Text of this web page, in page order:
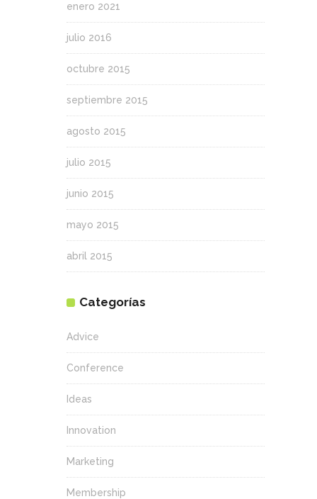
enero 2021
julio 2016
octubre 2015
septiembre 2015
agosto 2015
julio 2015
junio 2015
mayo 2015
abril 2015
Categorías
Advice
Conference
Ideas
Innovation
Marketing
Membership